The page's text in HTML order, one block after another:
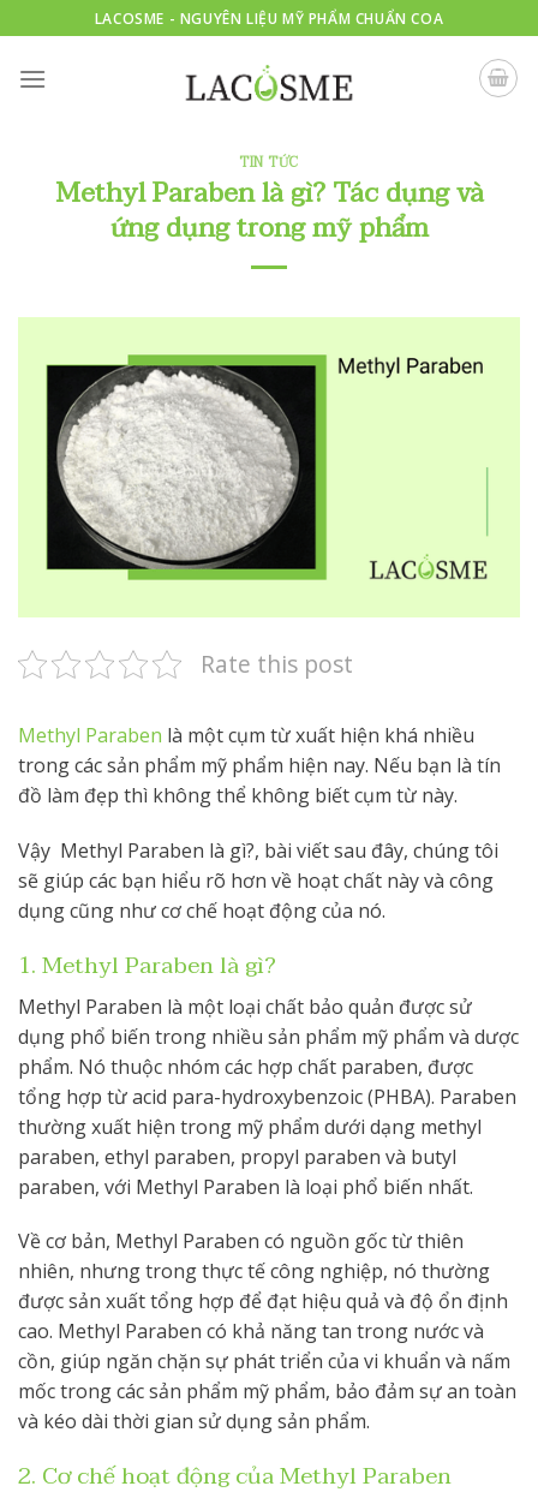
to
content
LACOSME - NGUYÊN LIỆU MỸ PHẨM CHUẨN COA
TIN TỨC
Methyl Paraben là gì? Tác dụng và
ứng dụng trong mỹ phẩm
Rate this post
Methyl Paraben là một cụm từ xuất hiện khá nhiều
trong các sản phẩm mỹ phẩm hiện nay. Nếu bạn là tín
đồ làm đẹp thì không thể không biết cụm từ này.
Vậy Methyl Paraben là gì?, bài viết sau đây, chúng tôi
sẽ giúp các bạn hiểu rõ hơn về hoạt chất này và công
dụng cũng như cơ chế hoạt động của nó.
1. Methyl Paraben là gì?
Methyl Paraben là một loại chất bảo quản được sử
dụng phổ biến trong nhiều sản phẩm mỹ phẩm và dược
phẩm. Nó thuộc nhóm các hợp chất paraben, được
tổng hợp từ acid para-hydroxybenzoic (PHBA). Paraben
thường xuất hiện trong mỹ phẩm dưới dạng methyl
paraben, ethyl paraben, propyl paraben và butyl
paraben, với Methyl Paraben là loại phổ biến nhất.
Về cơ bản, Methyl Paraben có nguồn gốc từ thiên
nhiên, nhưng trong thực tế công nghiệp, nó thường
được sản xuất tổng hợp để đạt hiệu quả và độ ổn định
cao. Methyl Paraben có khả năng tan trong nước và
cồn, giúp ngăn chặn sự phát triển của vi khuẩn và nấm
mốc trong các sản phẩm mỹ phẩm, bảo đảm sự an toàn
và kéo dài thời gian sử dụng sản phẩm.
2. Cơ chế hoạt động của Methyl Paraben